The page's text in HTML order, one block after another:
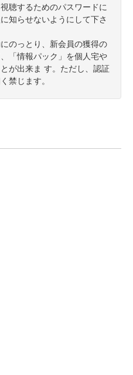
聴するためのパスワードに
知らせないようにして下さ
のっとり、新会員の獲得の
「情報パック」を個人宅や
が出来ま す。ただし、認証
禁じます。